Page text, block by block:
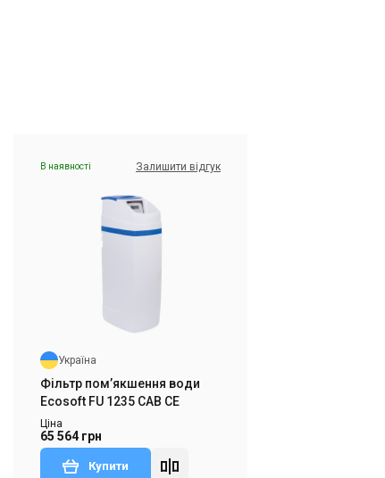
Фільтр пом’якшення води
Купити
Знятий з виробництва
В наявності Залишити відгук
Україна
Фільтр пом’якшення води
Ecosoft FU 1235 CAB CE
Ціна
65 564 грн
Купити